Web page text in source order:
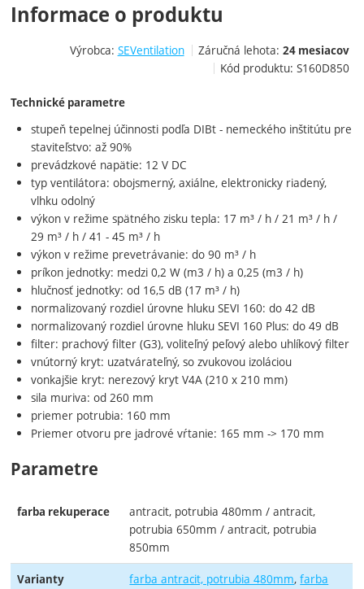
Informace o produktu
Výrobca: SEVentilation Záručná lehota: 24 mesiacov
Kód produktu: S160D850
Technické parametre
stupeň tepelnej účinnosti podľa DIBt - nemeckého inštitútu pre
staviteľstvo: až 90%
prevádzkové napätie: 12 V DC
typ ventilátora: obojsmerný, axiálne, elektronicky riadený,
vlhku odolný
výkon v režime spätného zisku tepla: 17 m³ / h / 21 m³ / h /
29 m³ / h / 41 - 45 m³ / h
výkon v režime prevetrávanie: do 90 m³ / h
príkon jednotky: medzi 0,2 W (m3 / h) a 0,25 (m3 / h)
hlučnosť jednotky: od 16,5 dB (17 m³ / h)
normalizovaný rozdiel úrovne hluku SEVI 160: do 42 dB
normalizovaný rozdiel úrovne hluku SEVI 160 Plus: do 49 dB
filter: prachový filter (G3), voliteľný peľový alebo uhlíkový filter
vnútorný kryt: uzatvárateľný, so zvukovou izoláciou
vonkajšie kryt: nerezový kryt V4A (210 x 210 mm)
sila muriva: od 260 mm
priemer potrubia: 160 mm
Priemer otvoru pre jadrové vŕtanie: 165 mm -> 170 mm
Parametre
farba rekuperace
antracit, potrubia 480mm / antracit,
potrubia 650mm / antracit, potrubia
850mm
Varianty farba antracit, potrubia 480mm farba